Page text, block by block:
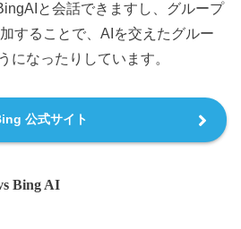
と会話できますし、グループ
することで、AIを交えたグルー
になったりしています。
公式サイト
Bing AI